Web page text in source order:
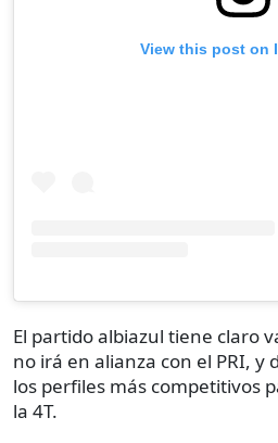
View this post on
El partido albiazul tiene claro
no irá en alianza con el PRI, y
los perfiles más competitivos
la 4T.